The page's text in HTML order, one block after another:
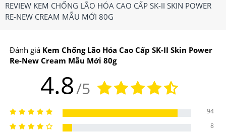
1.Kem Chống Lão Hóa Cao Cấp SK-II Skin Power
Công dụng chính củaKem Chống Lão Hóa Cao Cấp
-Giúp da chống lão hóa, trẻ hóa làn da và nâng cơ da.
-Xóa nếp nhăn, giúp cho làn da căng bóng, mịn màng
REVIEW KEM CHỐNG LÃO HÓA CAO CẤP SK-II SKIN POWER
RE-NEW CREAM MẪU MỚI 80G
Đánh giá Kem Chống Lão Hóa Cao Cấp SK-II Skin Power
Re-New Cream Mẫu Mới 80g
4.8/5
94
8